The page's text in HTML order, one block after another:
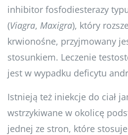
inhibitor fosfodiesterazy
(Viagra, Maxigra), który
krwionośne, przyjmowany
stosunkiem. Leczenie
jest w wypadku deficytu
Istnieją też iniekcje do ciał
wstrzykiwane w okolicę
jednej ze stron, które